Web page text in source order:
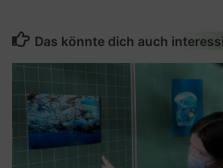
Das könnte dich auch